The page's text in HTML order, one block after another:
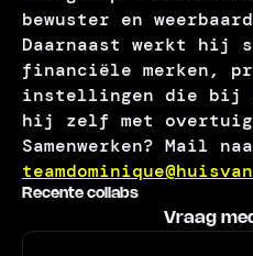
bewuster en
Daarnaast werkt hij
financiële merken,
instellingen die bij
hij zelf met
Samenwerken? Mail
Recente collabs
Vraag